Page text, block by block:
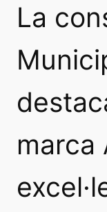
La
marca